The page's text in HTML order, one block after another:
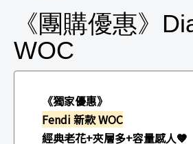
《團購優惠》
WOC
《獨家優惠》
Fendi 新款 WOC
經典老花+夾層多+容量感人🤎